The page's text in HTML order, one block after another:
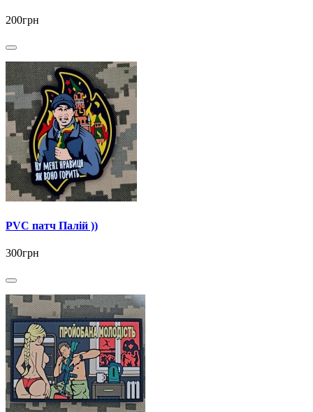
200грн
PVC патч Палій ))
300грн